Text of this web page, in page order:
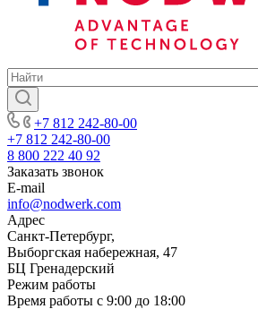
+7 812 242-80-00
+7 812 242-80-00
8 800 222 40 92
Заказать звонок
E-mail
info@nodwerk.com
Адрес
Санкт-Петербург,
Выборгская набережная, 47
БЦ Гренадерский
Режим работы
Время работы с 9:00 до 18:00